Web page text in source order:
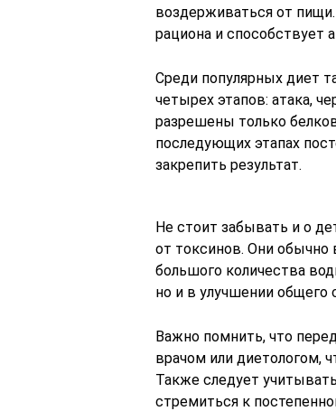
воздерживаться от
рациона и способствует
Среди популярных диет
четырех этапов: атака,
разрешены только
последующих этапах
закрепить результат.
Не стоит забывать и о
от токсинов. Они обычно
большого количества
но и в улучшении общего
Важно помнить, что
врачом или диетологом,
Также следует
стремиться к